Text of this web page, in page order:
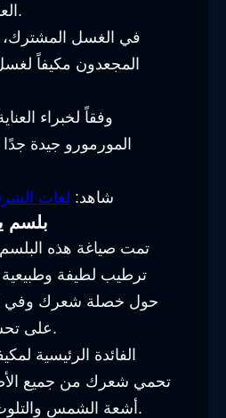
العناية بالشعر المجعد.
في الغسل
المجعدون مكيفاً
وفقاً لخبراء
المورمورو جيدة جدًا
شاهد: لغات
بلسم
تمت صياغة هذه
ترطيب لطيفة
حول خصلة شعرك وفي
على تحسين ملمس الشعر.
الفائدة الرئيسية
تحمي شعرك من جميع
أشعة الشمس والتلوث والطقس المتغير.